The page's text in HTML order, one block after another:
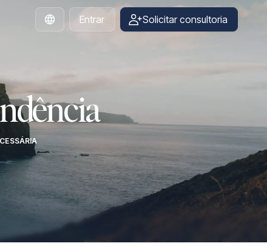
Portuguese
Entrar Solicitar consultoria